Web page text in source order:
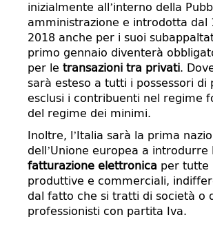
inizialmente all’interno della
amministrazione e introdotta dal
2018 anche per i suoi
primo gennaio diventerà
per le transazioni tra privati.
sarà esteso a tutti i possessori di
esclusi i contribuenti nel regime
del regime dei minimi.
Inoltre, l’Italia sarà la prima
dell’Unione europea a introdurre
fatturazione elettronica per tutte
produttive e commerciali,
dal fatto che si tratti di società o
professionisti con partita Iva.